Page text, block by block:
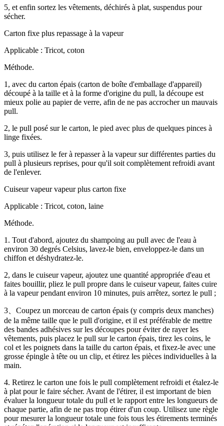
5, et enfin sortez les vêtements, déchirés à plat, suspendus pour
sécher.
Carton fixe plus repassage à la vapeur
Applicable : Tricot, coton
Méthode.
1, avec du carton épais (carton de boîte d'emballage d'appareil)
découpé à la taille et à la forme d'origine du pull, la découpe est
mieux polie au papier de verre, afin de ne pas accrocher un mauvais
pull.
2, le pull posé sur le carton, le pied avec plus de quelques pinces à
linge fixées.
3, puis utilisez le fer à repasser à la vapeur sur différentes parties du
pull à plusieurs reprises, pour qu'il soit complètement refroidi avant
de l'enlever.
Cuiseur vapeur vapeur plus carton fixe
Applicable : Tricot, coton, laine
Méthode.
1. Tout d'abord, ajoutez du shampoing au pull avec de l'eau à
environ 30 degrés Celsius, lavez-le bien, enveloppez-le dans un
chiffon et déshydratez-le.
2, dans le cuiseur vapeur, ajoutez une quantité appropriée d'eau et
faites bouillir, pliez le pull propre dans le cuiseur vapeur, faites cuire
à la vapeur pendant environ 10 minutes, puis arrêtez, sortez le pull ;
3、Coupez un morceau de carton épais (y compris deux manches)
de la même taille que le pull d'origine, et il est préférable de mettre
des bandes adhésives sur les découpes pour éviter de rayer les
vêtements, puis placez le pull sur le carton épais, tirez les coins, le
col et les poignets dans la taille du carton épais, et fixez-le avec une
grosse épingle à tête ou un clip, et étirez les pièces individuelles à la
main.
4. Retirez le carton une fois le pull complètement refroidi et étalez-le
à plat pour le faire sécher. Avant de l'étirer, il est important de bien
évaluer la longueur totale du pull et le rapport entre les longueurs de
chaque partie, afin de ne pas trop étirer d'un coup. Utilisez une règle
pour mesurer la longueur totale une fois tous les étirements terminés